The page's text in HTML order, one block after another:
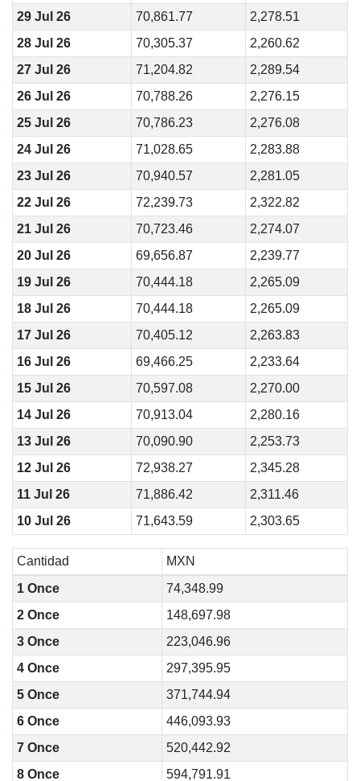
29 Jul 26
70,861.77
2,278.51
28 Jul 26
70,305.37
2,260.62
27 Jul 26
71,204.82
2,289.54
26 Jul 26
70,788.26
2,276.15
25 Jul 26
70,786.23
2,276.08
24 Jul 26
71,028.65
2,283.88
23 Jul 26
70,940.57
2,281.05
22 Jul 26
72,239.73
2,322.82
21 Jul 26
70,723.46
2,274.07
20 Jul 26
69,656.87
2,239.77
19 Jul 26
70,444.18
2,265.09
18 Jul 26
70,444.18
2,265.09
17 Jul 26
70,405.12
2,263.83
16 Jul 26
69,466.25
2,233.64
15 Jul 26
70,597.08
2,270.00
14 Jul 26
70,913.04
2,280.16
13 Jul 26
70,090.90
2,253.73
12 Jul 26
72,938.27
2,345.28
11 Jul 26
71,886.42
2,311.46
10 Jul 26
71,643.59 2,303.65
Cantidad
MXN
1 Once
74,348.99
2 Once
148,697.98
3 Once
223,046.96
4 Once
297,395.95
5 Once
371,744.94
6 Once
446,093.93
7 Once
520,442.92
8 Once
594,791.91